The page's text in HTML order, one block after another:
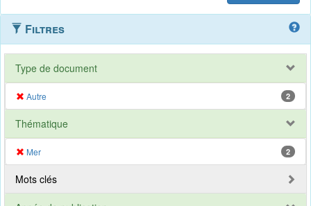
Filtres
Type de document
Autre 2
Thématique
Mer 2
Mots clés